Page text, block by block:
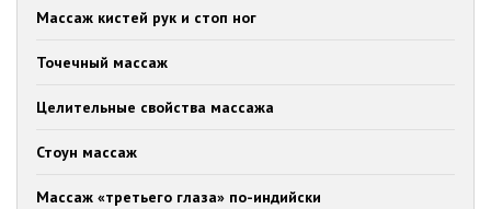
Массаж кистей рук и стоп ног
Точечный массаж
Целительные свойства массажа
Стоун массаж
Массаж «третьего глаза» по-индийски